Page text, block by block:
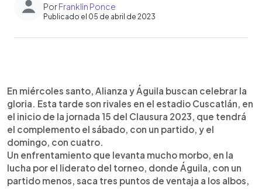
PorFranklin Ponce
Publicado el 05 de abril de 2023
► Escuchar artículo
En miércoles santo, Alianza y Águila buscan celebrar la
gloria. Esta tarde son rivales en el estadio Cuscatlán, en
el inicio de la jornada 15 del Clausura 2023, que tendrá
el complemento el sábado, con un partido, y el
domingo, con cuatro.
Un enfrentamiento que levanta mucho morbo, en la
lucha por el liderato del torneo, donde Águila, con un
partido menos, saca tres puntos de ventaja a los albos,